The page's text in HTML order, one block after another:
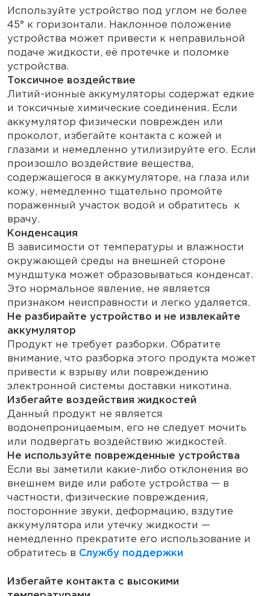
Используйте устройство под углом не более
45° к горизонтали. Наклонное положение
устройства может привести к неправильной
подаче жидкости, её протечке и поломке
устройства.
Токсичное воздействие
Литий-ионные аккумуляторы содержат едкие
и токсичные химические соединения. Если
аккумулятор физически поврежден или
проколот, избегайте контакта с кожей и
глазами и немедленно утилизируйте его. Если
произошло воздействие вещества,
содержащегося в аккумуляторе, на глаза или
кожу, немедленно тщательно промойте
пораженный участок водой и обратитесь к
врачу.
Конденсация
В зависимости от температуры и влажности
окружающей среды на внешней стороне
мундштука может образовываться конденсат.
Это нормальное явление, не является
признаком неисправности и легко удаляется.
Не разбирайте устройство и не извлекайте
аккумулятор
Продукт не требует разборки. Обратите
внимание, что разборка этого продукта может
привести к взрыву или повреждению
электронной системы доставки никотина.
Избегайте воздействия жидкостей
Данный продукт не является
водонепроницаемым, его не следует мочить
или подвергать воздействию жидкостей.
Не используйте поврежденные устройства
Если вы заметили какие-либо отклонения во
внешнем виде или работе устройства — в
частности, физические повреждения,
посторонние звуки, деформацию, вздутие
аккумулятора или утечку жидкости —
немедленно прекратите его использование и
обратитесь в Службу поддержки
Избегайте контакта с высокими